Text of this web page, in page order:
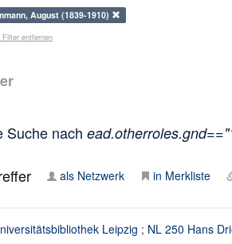
August (1839-1910)
Filter entfernen
Suche nach
als Netzwerk in Merkliste
Leipzig ; NL 250 Hans